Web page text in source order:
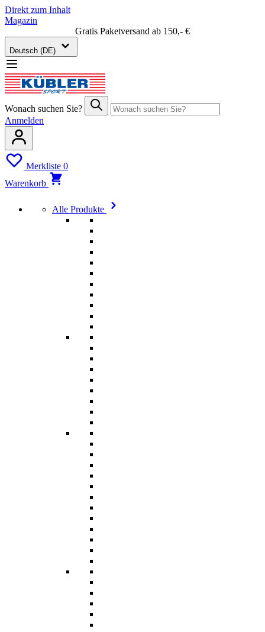
Direkt zum Inhalt
Magazin
Gratis Paketversand ab 150,- €
Deutsch (DE)
Wonach suchen Sie?
Anmelden
Merkliste 0
Warenkorb
Alle Produkte